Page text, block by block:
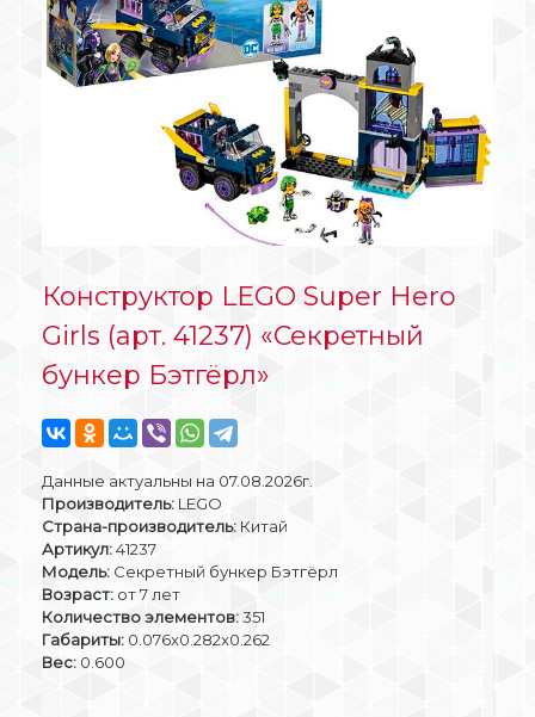
Конструктор LEGO Super Hero
Girls (арт. 41237) «Секретный
бункер Бэтгёрл»
Данные актуальны на 07.08.2026г.
Производитель: LEGO
Страна-производитель: Китай
Артикул:41237
Модель: Секретный бункер Бэтгёрл
Возраст: от 7 лет
Количество элементов:351
Габариты: 0.076x0.282x0.262
Вес: 0.600